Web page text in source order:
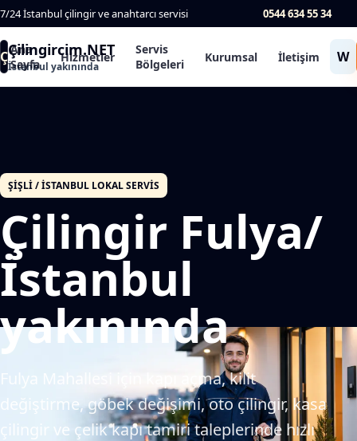
7/24 İstanbul çilingir ve anahtarcı servisi 0544 634 55 34
ÇÇilingircim.NET
İstanbul yakınında
Ana
Sayfa
Hizmetler
Servis
Bölgeleri
Kurumsal İletişim W
ŞIŞLI / İSTANBUL LOKAL SERVIS
Çilingir Fulya/
İstanbul
yakınında
Fulya Mahallesi için kapı açma, kilit
değiştirme, göbek değişimi, oto çilingir, kasa
çilingir ve çelik kapı tamiri taleplerinde hızlı